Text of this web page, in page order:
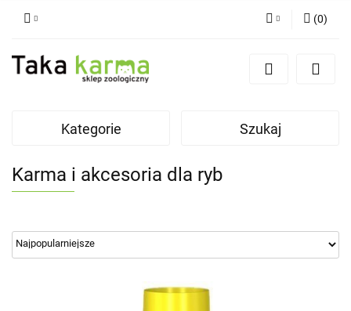
Zaloguj się
Zgody cookies
(0)
Kategorie Szukaj
Karma i akcesoria dla ryb